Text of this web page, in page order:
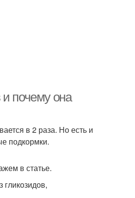
и почему она
в 2 раза. Но есть и
подкормки.
в статье.